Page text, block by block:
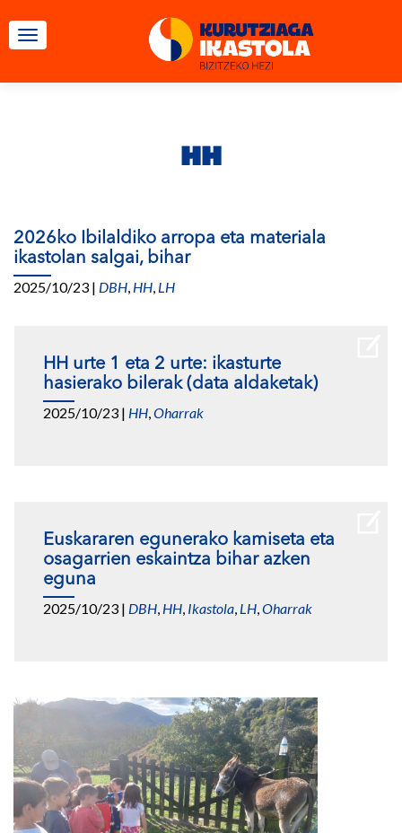
TOGGLE NAVIGATION
HH
2026ko Ibilaldiko arropa eta materiala
ikastolan salgai, bihar
2025/10/23 | DBH, HH, LH
HH urte 1 eta 2 urte: ikasturte
hasierako bilerak (data aldaketak)
2025/10/23 | HH,Oharrak
Euskararen egunerako kamiseta eta
osagarrien eskaintza bihar azken
eguna
2025/10/23 | DBH, HH, Ikastola, LH,Oharrak